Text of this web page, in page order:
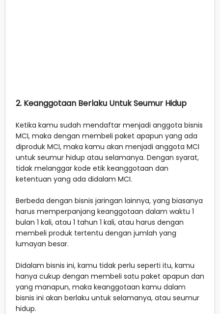
2. Keanggotaan Berlaku Untuk Seumur Hidup
Ketika kamu sudah mendaftar menjadi anggota bisnis
MCI, maka dengan membeli paket apapun yang ada
diproduk MCI, maka kamu akan menjadi anggota MCI
untuk seumur hidup atau selamanya. Dengan syarat,
tidak melanggar kode etik keanggotaan dan
ketentuan yang ada didalam MCI.
Berbeda dengan bisnis jaringan lainnya, yang biasanya
harus memperpanjang keanggotaan dalam waktu 1
bulan 1 kali, atau 1 tahun 1 kali, atau harus dengan
membeli produk tertentu dengan jumlah yang
lumayan besar.
Didalam bisnis ini, kamu tidak perlu seperti itu, kamu
hanya cukup dengan membeli satu paket apapun dan
yang manapun, maka keanggotaan kamu dalam
bisnis ini akan berlaku untuk selamanya, atau seumur
hidup.